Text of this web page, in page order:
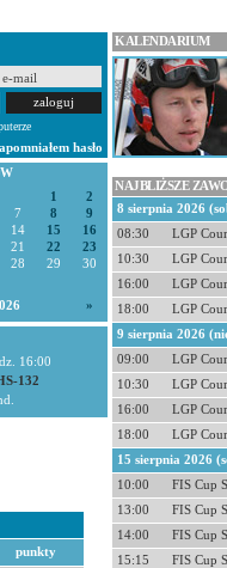
hasło
1
2
7 8
9
14 15
16
21 22
23
28 29
30
»
16:00
132
punkty
KALENDARIUM
NAJBLIŻSZE
8 sierpnia 2026
08:30
LGP
10:30
LGP
16:00
LGP
18:00
LGP
9 sierpnia 2026
09:00
LGP
10:30
LGP
16:00
LGP
18:00
LGP
15 sierpnia 2026
10:00
FIS Cup
13:00
FIS Cup
14:00
FIS Cup
15:15
FIS Cup